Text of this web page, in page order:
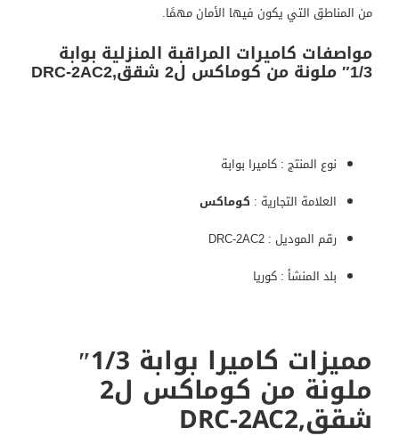
من المناطق التي يكون فيها الأمان مهمًا.
مواصفات كاميرات المراقبة المنزلية بوابة
1/3″ ملونة من كوماكس ل2 شقق,DRC-2AC2
نوع المنتج : كاميرا بوابة
العلامة التجارية : كوماكس
رقم الموديل : DRC-2AC2
بلد المنشأ : كوريا
مميزات كاميرا بوابة 1/3″
ملونة من كوماكس ل2
شقق,DRC-2AC2